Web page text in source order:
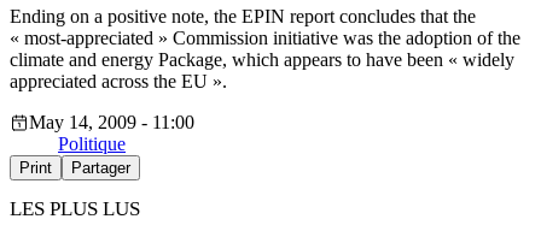
Ending on a positive note, the EPIN report concludes that the
« most-appreciated » Commission initiative was the adoption of the
climate and energy Package, which appears to have been « widely
appreciated across the EU ».
May 14, 2009 - 11:00
Politique
Print Partager
LES PLUS LUS